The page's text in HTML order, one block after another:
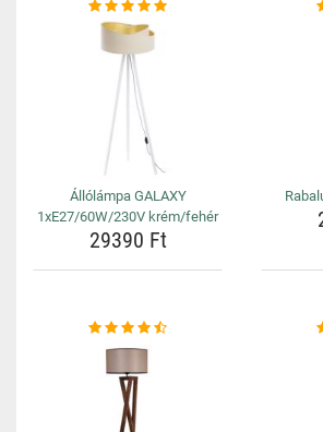
Állólámpa GALAXY
1xE27/60W/230V krém/fehér
29390 Ft